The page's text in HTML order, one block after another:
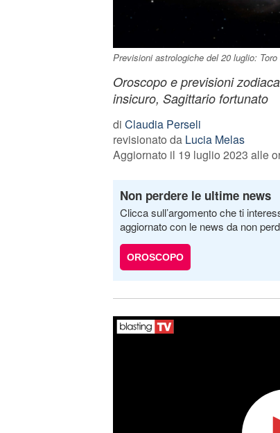
Previsioni astrologiche del 20 luglio:
Oroscopo e previsioni
insicuro, Sagittario fortunato
di Claudia Perseli
revisionato da Lucia Melas
Aggiornato il 19 luglio 2023 alle
Non perdere le ultime news
Clicca sull’argomento che ti
aggiornato con le news da non
OROSCOPO